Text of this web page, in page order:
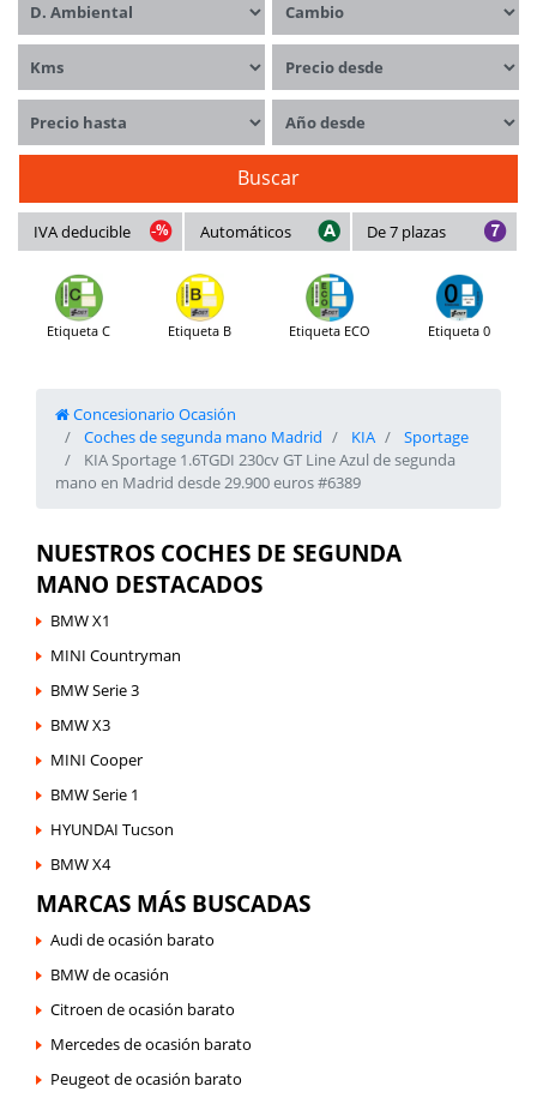
Kms Precio desde
Precio hasta Año desde
Buscar
IVA deducible Automáticos De 7 plazas
Etiqueta C Etiqueta B Etiqueta ECO Etiqueta 0
Concesionario Ocasión
Coches de segunda mano Madrid
KIA
Sportage
KIA Sportage 1.6TGDI 230cv GT Line Azul de segunda
mano en Madrid desde 29.900 euros #6389
NUESTROS COCHES DE SEGUNDA
MANO DESTACADOS
BMW X1
MINI Countryman
BMW Serie 3
BMW X3
MINI Cooper
BMW Serie 1
HYUNDAI Tucson
BMW X4
MARCAS MÁS BUSCADAS
Audi de ocasión barato
BMW de ocasión
Citroen de ocasión barato
Mercedes de ocasión barato
Peugeot de ocasión barato